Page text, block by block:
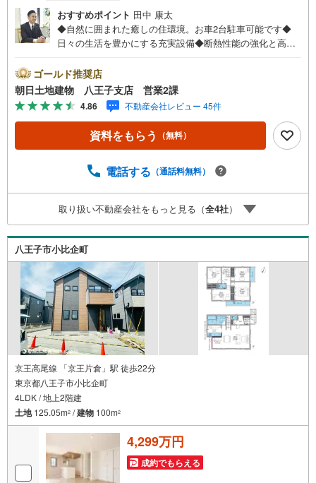
おすすめポイント 田中 康太
◆自然に囲まれた癒しの住環境。お車2台駐車可能です◆
日々の生活を豊かにする充実設備◆断熱性能の強化と高効
ざいます！車の出し入れも安心して行えます♪※バザール会
場には、ベビーベッドや キッズスペースをご用意してお
ります。 小さなお子様連れでも、安心してご来場くださ
い！資料請求、住宅ローンのご相談などお気軽にお問合せ
ください！スタッフ25名でお客様がご覧になったことのな
い情報を多数ご用意しております。インターネット、チラ
他物件もご紹介可能です。 担当営業へご希望をお伝えくだ
わせ、弊社へのご来社など、ご相談ください。ご希望があ
れば周辺環境、お客様の希望に合わせた物件などもご案内
をいたします。お住まい探しは朝日土地建物（株）八王子
店 営業2課にお任せください！
ゴールド推奨店
朝日土地建物 八王子支店 営業2課
4.86 不動産会社レビュー 45件
資料をもらう （無料）
電話する （通話料無料）
取り扱い不動産会社をもっと見る（全4社）
八王子市小比企町
京王高尾線 「京王片倉」駅 徒歩22分
東京都八王子市小比企町
4LDK / 地上2階建
土地125.05m2 /建物 100m2
4,299万円
成約でもらえる